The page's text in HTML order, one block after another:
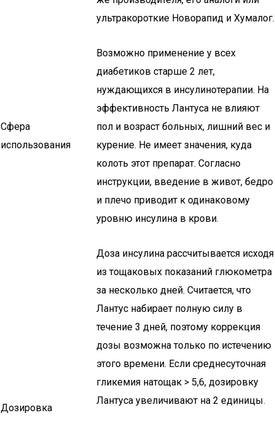
ультракороткие Новорапид и Хумалог.
Сфера
использования
Возможно применение у всех
диабетиков старше 2 лет,
нуждающихся в инсулинотерапии. На
эффективность Лантуса не влияют
пол и возраст больных, лишний вес и
курение. Не имеет значения, куда
колоть этот препарат. Согласно
инструкции, введение в живот, бедро
и плечо приводит к одинаковому
уровню инсулина в крови.
Дозировка
Доза инсулина рассчитывается исходя
из тощаковых показаний глюкометра
за несколько дней. Считается, что
Лантус набирает полную силу в
течение 3 дней, поэтому коррекция
дозы возможна только по истечению
этого времени. Если среднесуточная
гликемия натощак > 5,6, дозировку
Лантуса увеличивают на 2 единицы.